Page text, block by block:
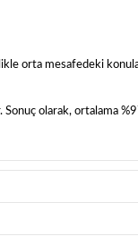
orta mesafedeki
olarak, ortalama